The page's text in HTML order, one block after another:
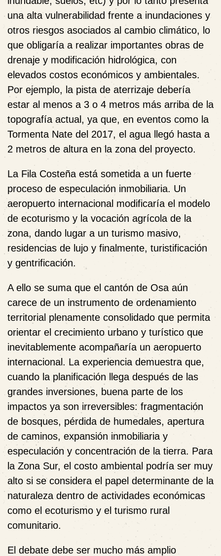
una alta vulnerabilidad frente a inundaciones y
otros riesgos asociados al cambio climático, lo
que obligaría a realizar importantes obras de
drenaje y modificación hidrológica, con
elevados costos económicos y ambientales.
Por ejemplo, la pista de aterrizaje debería
estar al menos a 3 o 4 metros más arriba de la
topografía actual, ya que, en eventos como la
Tormenta Nate del 2017, el agua llegó hasta a
2 metros de altura en la zona del proyecto.
La Fila Costeña está sometida a un fuerte
proceso de especulación inmobiliaria. Un
aeropuerto internacional modificaría el modelo
de ecoturismo y la vocación agrícola de la
zona, dando lugar a un turismo masivo,
residencias de lujo y finalmente, turistificación
y gentrificación.
A ello se suma que el cantón de Osa aún
carece de un instrumento de ordenamiento
territorial plenamente consolidado que permita
orientar el crecimiento urbano y turístico que
inevitablemente acompañaría un aeropuerto
internacional. La experiencia demuestra que,
cuando la planificación llega después de las
grandes inversiones, buena parte de los
impactos ya son irreversibles: fragmentación
de bosques, pérdida de humedales, apertura
de caminos, expansión inmobiliaria y
especulación y concentración de la tierra. Para
la Zona Sur, el costo ambiental podría ser muy
alto si se considera el papel determinante de la
naturaleza dentro de actividades económicas
como el ecoturismo y el turismo rural
comunitario.
El debate debe ser mucho más amplio